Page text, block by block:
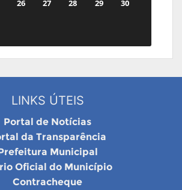
26 27 28 29
30
LINKS ÚTEIS
Portal de Notícias
da Transparência
Municipal
Oficial do Município
Contracheque